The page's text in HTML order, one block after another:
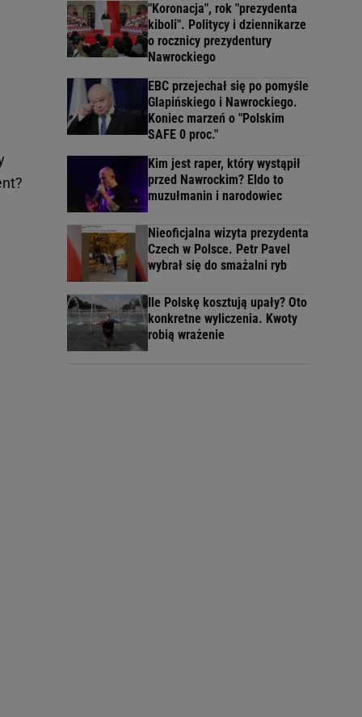
"Koronacja", rok "prezydenta
kiboli". Politycy i dziennikarze
o rocznicy prezydentury
Nawrockiego
EBC przejechał się po pomyśle
Glapińskiego i Nawrockiego.
Koniec marzeń o "Polskim
SAFE 0 proc."
Kim jest raper, który wystąpił
przed Nawrockim? Eldo to
muzułmanin i narodowiec
Nieoficjalna wizyta prezydenta
Czech w Polsce. Petr Pavel
wybrał się do smażalni ryb
Ile Polskę kosztują upały? Oto
konkretne wyliczenia. Kwoty
robią wrażenie